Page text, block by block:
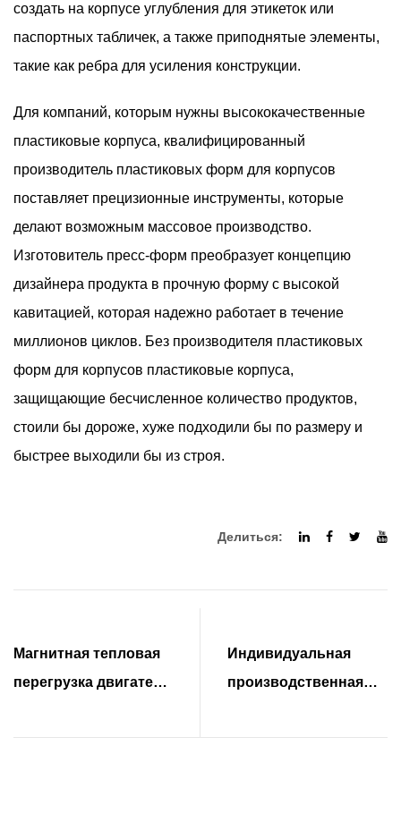
создать на корпусе углубления для этикеток или
паспортных табличек, а также приподнятые элементы,
такие как ребра для усиления конструкции.
Для компаний, которым нужны высококачественные
пластиковые корпуса, квалифицированный
производитель пластиковых форм для корпусов
поставляет прецизионные инструменты, которые
делают возможным массовое производство.
Изготовитель пресс-форм преобразует концепцию
дизайнера продукта в прочную форму с высокой
кавитацией, которая надежно работает в течение
миллионов циклов. Без производителя пластиковых
форм для корпусов пластиковые корпуса,
защищающие бесчисленное количество продуктов,
стоили бы дороже, хуже подходили бы по размеру и
быстрее выходили бы из строя.
Делиться:
Магнитная тепловая
перегрузка двигателя
двигатели
Индивидуальная
производственная
точность